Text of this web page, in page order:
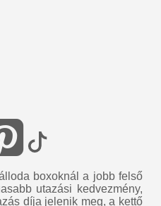
boxoknál a jobb felső
utazási kedvezmény,
díja jelenik meg, a kettő